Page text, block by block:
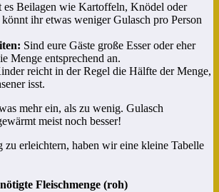
es Beilagen wie Kartoffeln, Knödel oder
ihr etwas weniger Gulasch pro Person
Sind eure Gäste große Esser oder eher
Menge entsprechend an.
reicht in der Regel die Hälfte der Menge,
isst.
mehr ein, als zu wenig. Gulasch
meist noch besser!
zu erleichtern, haben wir eine kleine Tabelle
Fleischmenge (roh)